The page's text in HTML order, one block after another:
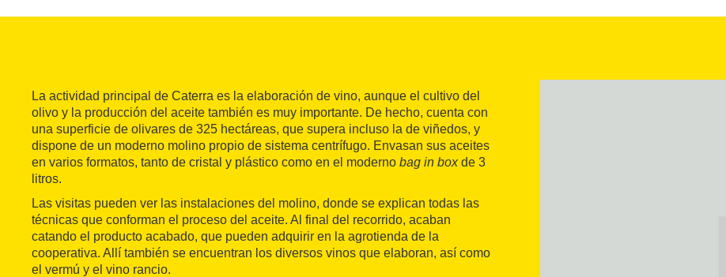
La actividad principal de Caterra es la elaboración de vino, aunque el cultivo del
olivo y la producción del aceite también es muy importante. De hecho, cuenta con
una superficie de olivares de 325 hectáreas, que supera incluso la de viñedos, y
dispone de un moderno molino propio de sistema centrífugo. Envasan sus aceites
en varios formatos, tanto de cristal y plástico como en el moderno bag in boxde 3
litros.
Las visitas pueden ver las instalaciones del molino, donde se explican todas las
técnicas que conforman el proceso del aceite. Al final del recorrido, acaban
catando el producto acabado, que pueden adquirir en la agrotienda de la
cooperativa. Allí también se encuentran los diversos vinos que elaboran, así como
el vermú y el vino rancio.